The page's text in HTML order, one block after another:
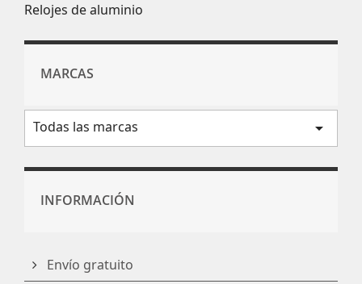
Relojes de aluminio
MARCAS
Todas las marcas arrow_drop_down
INFORMACIÓN
Envío gratuito